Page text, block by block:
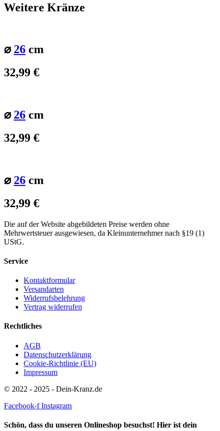
Weitere Kränze
⌀ 26 cm
32,99 €
⌀ 26 cm
32,99 €
⌀ 26 cm
32,99 €
Die auf der Website abgebildeten Preise werden ohne
Mehrwertsteuer ausgewiesen, da Kleinunternehmer nach §19 (1)
UStG.
Service
Kontaktformular
Versandarten
Widerrufsbelehrung
Vertrag widerrufen
Rechtliches
AGB
Datenschutzerklärung
Cookie-Richtlinie (EU)
Impressum
© 2022 - 2025 - Dein-Kranz.de
Facebook-f Instagram
Schön, dass du unseren Onlineshop besuchst! Hier ist dein